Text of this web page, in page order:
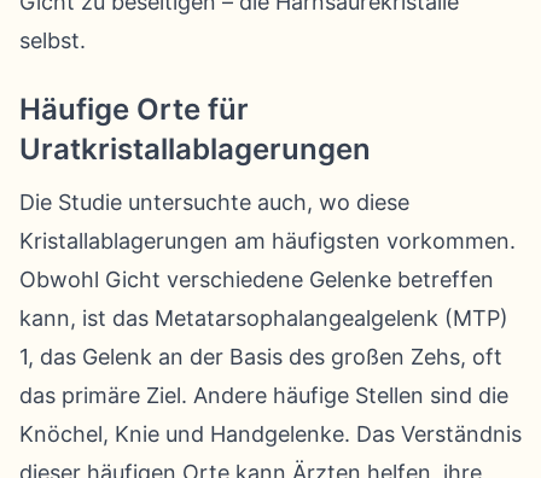
selbst.
Häufige Orte für
Uratkristallablagerungen
Die Studie untersuchte auch, wo diese
Kristallablagerungen am häufigsten vorkommen.
Obwohl Gicht verschiedene Gelenke betreffen
kann, ist das Metatarsophalangealgelenk (MTP)
1, das Gelenk an der Basis des großen Zehs, oft
das primäre Ziel. Andere häufige Stellen sind die
Knöchel, Knie und Handgelenke. Das Verständnis
dieser häufigen Orte kann Ärzten helfen, ihre